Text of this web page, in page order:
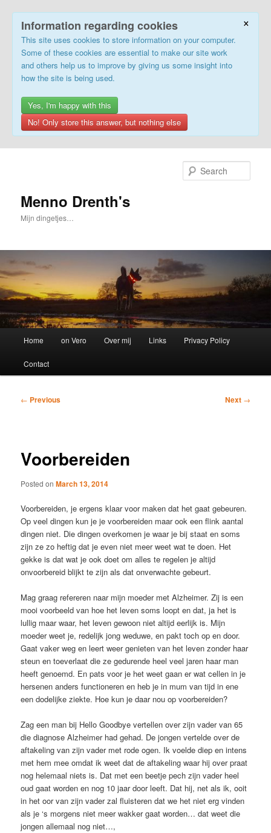
×
Information regarding cookies
This site uses cookies to store information on your computer.
Some of these cookies are essential to make our site work
and others help us to improve by giving us some insight into
how the site is being used.
Yes, I'm happy with this
No! Only store this answer, but nothing else
Menno Drenth's
Mijn dingetjes…
Home on Vero Over mij Links Privacy Policy
Contact
Post
← Previous Next →
Voorbereiden
Posted onMarch 13, 2014
Voorbereiden, je ergens klaar voor maken dat het gaat gebeuren.
Op veel dingen kun je je voorbereiden maar ook een flink aantal
dingen niet. Die dingen overkomen je waar je bij staat en soms
zijn ze zo heftig dat je even niet meer weet wat te doen. Het
gekke is dat wat je ook doet om alles te regelen je altijd
onvoorbereid blijkt te zijn als dat onverwachte gebeurt.
Mag graag refereren naar mijn moeder met Alzheimer. Zij is een
mooi voorbeeld van hoe het leven soms loopt en dat, ja het is
lullig maar waar, het leven gewoon niet altijd eerlijk is. Mijn
moeder weet je, redelijk jong weduwe, en pakt toch op en door.
Gaat vaker weg en leert weer genieten van het leven zonder haar
steun en toeverlaat die ze gedurende heel veel jaren haar man
heeft genoemd. En pats voor je het weet gaan er wat cellen in je
hersenen anders functioneren en heb je in mum van tijd in ene
een dodelijke ziekte. Hoe kun je daar nou op voorbereiden?
Zag een man bij Hello Goodbye vertellen over zijn vader van 65
die diagnose Alzheimer had gehad. De jongen vertelde over de
aftakeling van zijn vader met rode ogen. Ik voelde diep en intens
met hem mee omdat ik weet dat de aftakeling waar hij over praat
nog helemaal niets is. Dat met een beetje pech zijn vader heel
oud gaat worden en nog 10 jaar door leeft. Dat hij, net als ik, ooit
in het oor van zijn vader zal fluisteren dat we het niet erg vinden
als je ‘s morgens niet meer wakker gaat worden… dat weet die
jongen allemaal nog niet…,